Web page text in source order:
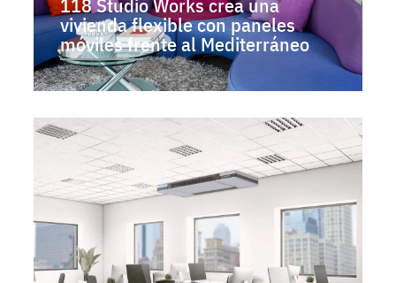
118 Studio Works crea una
vivienda flexible con paneles
móviles frente al Mediterráneo